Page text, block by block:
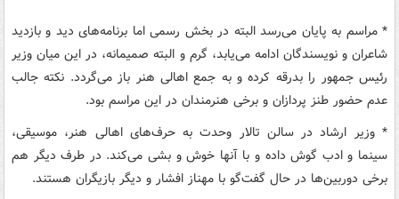
* مراسم به پایان می‌رسد البته در بخش رسمی اما برنامه‌های دید و بازدید
شاعران و نویسندگان ادامه می‌یابد، گرم و البته صمیمانه، در این میان وزیر
رئیس جمهور را بدرقه کرده و به جمع اهالی هنر باز می‌گردد. نکته جالب
عدم حضور طنز پردازان و برخی هنرمندان در این مراسم بود.
* وزیر ارشاد در سالن تالار وحدت به حرف‌های اهالی هنر، موسیقی،
سینما و ادب گوش داده و با آنها خوش و بشی می‌کند. در طرف دیگر هم
برخی دوربین‌ها در حال گفت‌گو با مهناز افشار و دیگر بازیگران هستند.